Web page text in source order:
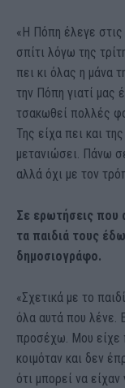
«Η Πόπη έλεγε
σπίτι λόγω της
πει κι όλας η μάνα
την Πόπη γιατί μας
τσακωθεί πολλές
Της είχα πει και
μετανιώσει. Πάνω
αλλά όχι με τον
Σε ερωτήσεις που
τα παιδιά τους
δημοσιογράφο.
«Σχετικά με το
όλα αυτά που λένε.
προσέχω. Μου είχε
κοιμόταν και δεν
ότι μπορεί να